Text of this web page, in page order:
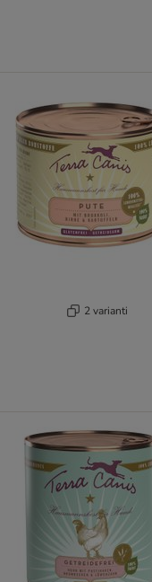
2 varianti